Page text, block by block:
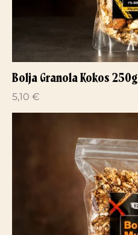
Bolja Granola Kokos 250g
5,10 €